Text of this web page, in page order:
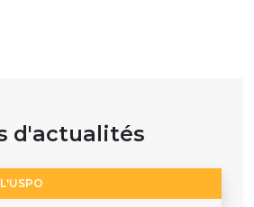
d'actualités